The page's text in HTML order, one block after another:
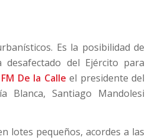
Es la posibilidad de
del Ejército para
FM De la Calle el presidente del
Blanca, Santiago Mandolesi
lotes pequeños, acordes a las